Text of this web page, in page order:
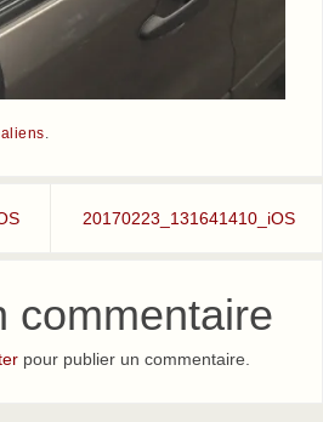
20170223_131641410_iOS
commentaire
pour publier un commentaire.